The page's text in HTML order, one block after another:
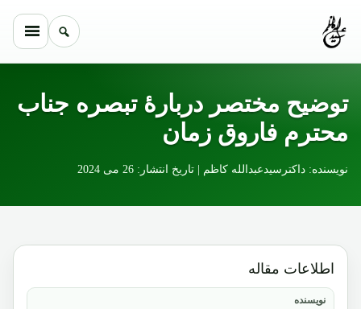
توضیح مختصر دربارۀ تبصره جناب
محترم فاروق زمان
نویسنده: داکترسیدعبدالله کاظم | تاریخ انتشار: 26 می 2024
اطلاعات مقاله
نویسنده